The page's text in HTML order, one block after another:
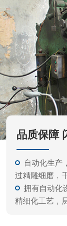
角扳手、电
金工具等的公
产品外观
和开发经验，
发更新快。